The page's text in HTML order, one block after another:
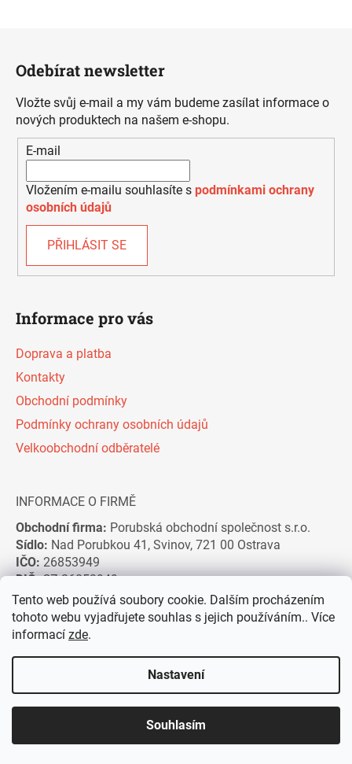
Tento web používá soubory cookie. Dalším procházením
tohoto webu vyjadřujete souhlas s jejich používáním.. Více
informací zde.
Nastavení
Souhlasím
Odebírat newsletter
Vložte svůj e-mail a my vám budeme zasílat informace o
nových produktech na našem e-shopu.
E-mail
Vložením e-mailu souhlasíte s podmínkami ochrany
osobních údajů
PŘIHLÁSIT SE
Informace pro vás
Doprava a platba
Kontakty
Obchodní podmínky
Podmínky ochrany osobních údajů
Velkoobchodní odběratelé
INFORMACE O FIRMĚ
Obchodní firma: Porubská obchodní společnost s.r.o.
Sídlo: Nad Porubkou 41, Svinov, 721 00 Ostrava
IČO: 26853949
DIČ:CZ 26853949
Číslo účtu CZK:2101887666/2010
Číslo účtu EUR:2902140255/2010